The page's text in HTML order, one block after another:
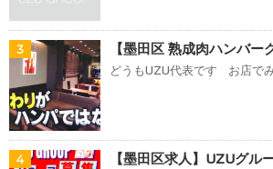
3 【墨田区 熟成肉ハンバー
どうもUZU代表です お店で
4 【墨田区求人】UZUグル